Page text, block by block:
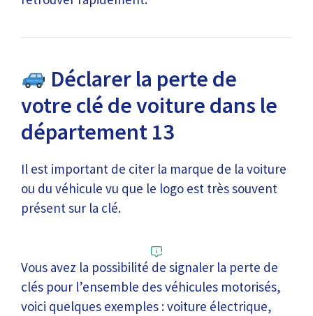
Déclarer la perte de
votre clé de voiture dans le
département 13
Il est important de citer la marque de la voiture
ou du véhicule vu que le logo est très souvent
présent sur la clé.
Vous avez la possibilité de signaler la perte de
clés pour l’ensemble des véhicules motorisés,
voici quelques exemples : voiture électrique,